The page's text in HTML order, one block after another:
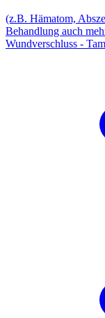
(z.B. Hämatom,
Behandlung auch
Wundverschluss -